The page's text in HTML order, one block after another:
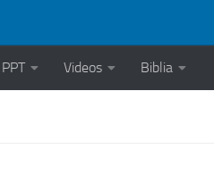
PPT Videos Biblia